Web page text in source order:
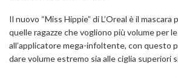
Il nuovo “Miss Hippie” di L’Oreal è il
quelle ragazze che vogliono più volume per
all’applicatore mega-infoltente, con questo
dare volume estremo sia alle ciglia superiori